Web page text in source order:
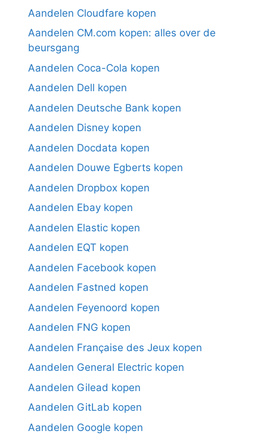
Aandelen Cloudfare kopen
Aandelen CM.com kopen: alles over de
beursgang
Aandelen Coca-Cola kopen
Aandelen Dell kopen
Aandelen Deutsche Bank kopen
Aandelen Disney kopen
Aandelen Docdata kopen
Aandelen Douwe Egberts kopen
Aandelen Dropbox kopen
Aandelen Ebay kopen
Aandelen Elastic kopen
Aandelen EQT kopen
Aandelen Facebook kopen
Aandelen Fastned kopen
Aandelen Feyenoord kopen
Aandelen FNG kopen
Aandelen Française des Jeux kopen
Aandelen General Electric kopen
Aandelen Gilead kopen
Aandelen GitLab kopen
Aandelen Google kopen